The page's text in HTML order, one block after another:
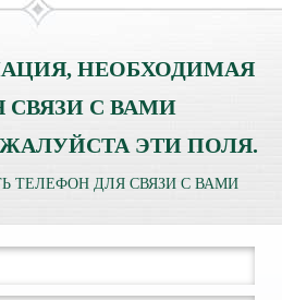
НЕОБХОДИМАЯ
СВЯЗИ С ВАМИ
ЭТИ ПОЛЯ.
ТЕЛЕФОН ДЛЯ СВЯЗИ С ВАМИ